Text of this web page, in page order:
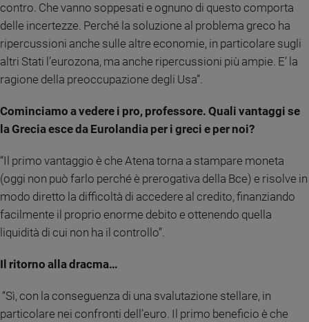
Volontariato
valore
della
settimana
Diversità
e
inclusione
Costume
spettacoli
Sanremo
2026
contro. Che vanno soppesati e ognuno di questo comporta
delle incertezze. Perché la soluzione al problema greco ha
ripercussioni anche sulle altre economie, in particolare sugli
altri Stati l’eurozona, ma anche ripercussioni più ampie. E’ la
ragione della preoccupazione degli Usa”.
Cominciamo a vedere i pro, professore. Quali vantaggi se
la Grecia esce da Eurolandia per i greci e per noi?
“Il primo vantaggio è che Atena torna a stampare moneta
(oggi non può farlo perché è prerogativa della Bce) e risolve in
modo diretto la difficoltà di accedere al credito, finanziando
facilmente il proprio enorme debito e ottenendo quella
liquidità di cui non ha il controllo”.
Il ritorno alla dracma…
“Sì, con la conseguenza di una svalutazione stellare, in
particolare nei confronti dell’euro. Il primo beneficio è che